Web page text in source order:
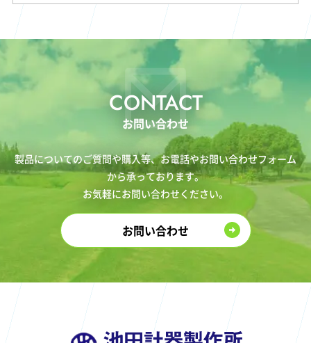
CONTACT
お問い合わせ
製品についてのご質問や購入等、お電話やお問い合わせフォーム
から承っております。
お気軽にお問い合わせください。
お問い合わせ